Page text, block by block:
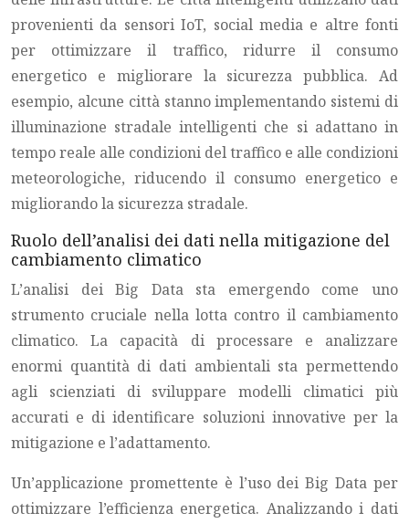
provenienti da sensori IoT, social media e altre fonti
per ottimizzare il traffico, ridurre il consumo
energetico e migliorare la sicurezza pubblica. Ad
esempio, alcune città stanno implementando sistemi di
illuminazione stradale intelligenti che si adattano in
tempo reale alle condizioni del traffico e alle condizioni
meteorologiche, riducendo il consumo energetico e
migliorando la sicurezza stradale.
Ruolo dell’analisi dei dati nella mitigazione del
cambiamento climatico
L’analisi dei Big Data sta emergendo come uno
strumento cruciale nella lotta contro il cambiamento
climatico. La capacità di processare e analizzare
enormi quantità di dati ambientali sta permettendo
agli scienziati di sviluppare modelli climatici più
accurati e di identificare soluzioni innovative per la
mitigazione e l’adattamento.
Un’applicazione promettente è l’uso dei Big Data per
ottimizzare l’efficienza energetica. Analizzando i dati